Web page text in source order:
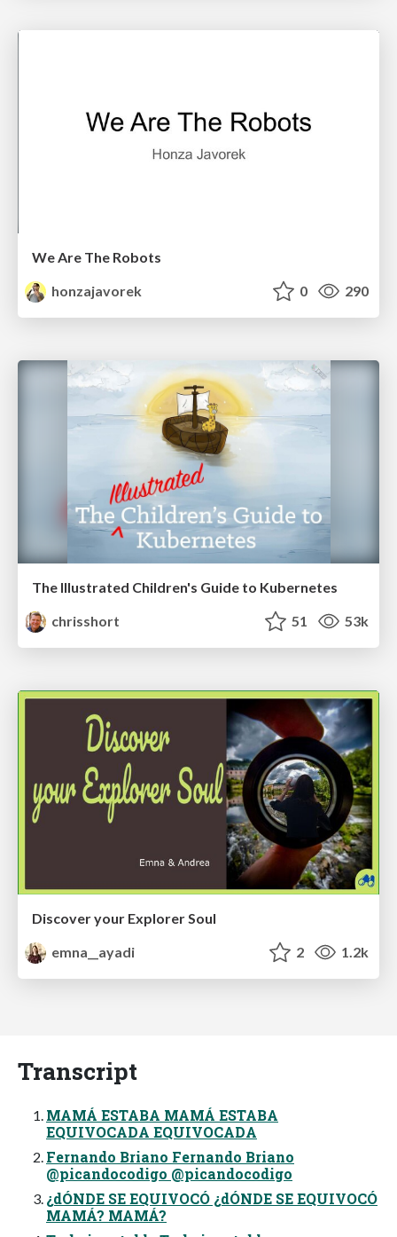
We Are The Robots
honzajavorek
0 290
The Illustrated Children's Guide to Kubernetes
chrisshort
51 53k
Discover your Explorer Soul
emna__ayadi
2 1.2k
Transcript
MAMÁ ESTABA MAMÁ ESTABA
EQUIVOCADA EQUIVOCADA
Fernando Briano Fernando Briano
@picandocodigo @picandocodigo
¿dÓNDE SE EQUIVOCÓ ¿dÓNDE SE EQUIVOCÓ
MAMÁ? MAMÁ?